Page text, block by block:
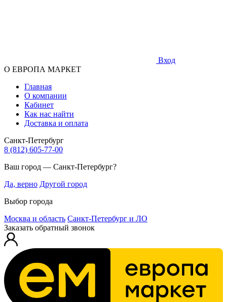
Вход
О ЕВРОПА МАРКЕТ
Главная
О компании
Кабинет
Как нас найти
Доставка и оплата
Санкт-Петербург
8 (812) 605-77-00
Ваш город — Санкт-Петербург?
Да, верно Другой город
Выбор города
Москва и область Санкт-Петербург и ЛО
Заказать обратный звонок